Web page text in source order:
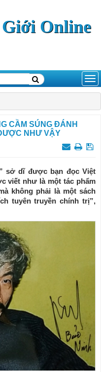
Online
CẦM SÚNG ĐÁNH
NHƯ VẬY
sở dĩ được bạn đọc Việt
viết như là một tác phẩm
không phải là một sách
tuyên truyền chính trị”,